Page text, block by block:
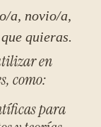
a, novio/a,
quieras.
en
como:
para